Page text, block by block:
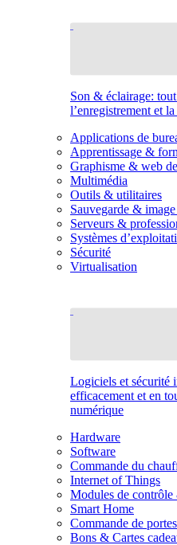
Son & éclairage:
l’enregistrement et la
Applications de
Apprentissage &
Graphisme & web
Multimédia
Outils & utilitaires
Sauvegarde &
Serveurs &
Systèmes
Sécurité
Virtualisation
Logiciels et sécurité
efficacement et en
numérique
Hardware
Software
Commande du
Internet of Things
Modules de
Smart Home
Commande de
Bons & Cartes